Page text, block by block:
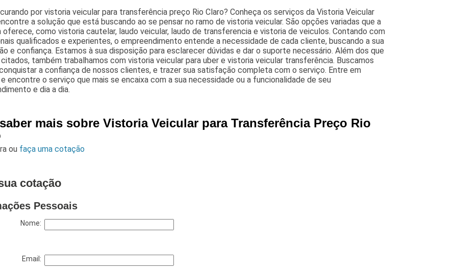
por vistoria veicular para transferência preço Rio Claro? Conheça os serviços da Vistoria Veicular
a solução que está buscando ao se pensar no ramo de vistoria veicular. São opções variadas que a
oferece, como vistoria cautelar, laudo veicular, laudo de transferencia e vistoria de veiculos. Contando com
qualificados e experientes, o empreendimento entende a necessidade de cada cliente, buscando a sua
e confiança. Estamos à sua disposição para esclarecer dúvidas e dar o suporte necessário. Além dos que
também trabalhamos com vistoria veicular para uber e vistoria veicular transferência. Buscamos
a confiança de nossos clientes, e trazer sua satisfação completa com o serviço. Entre em
encontre o serviço que mais se encaixa com a sua necessidade ou a funcionalidade de seu
e dia a dia.
mais sobre Vistoria Veicular para Transferência Preço Rio
ou faça uma cotação
cotação
Pessoais
Nome:
Email: